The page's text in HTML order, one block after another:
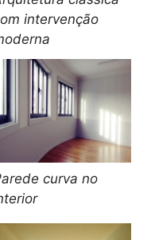
intervenção
curva no